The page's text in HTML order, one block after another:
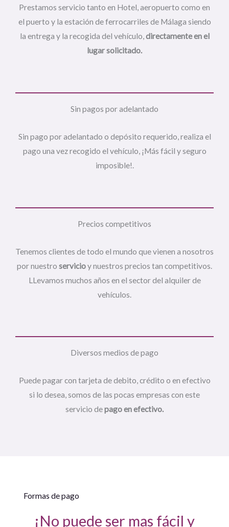
Prestamos servicio tanto en Hotel, aeropuerto como en
el puerto y la estación de ferrocarriles de Málaga siendo
la entrega y la recogida del vehículo,directamenteen el
lugar solicitado.
Sin pagos por adelantado
Sin pago por adelantado o depósito requerido, realiza el
pago una vez recogido el vehículo, ¡Más fácil y seguro
imposible!.
Diversos medios de pago
Puede pagar con tarjeta de debito, crédito o en efectivo
si lo desea, somos de las pocas empresas con este
servicio depago en efectivo.
Precios competitivos
Tenemos clientes de todo el mundo que vienen a nosotros
por nuestro servicioy nuestros precios tan competitivos.
LLevamos muchos años en el sector del alquiler de
vehículos.
Formas de pago
¡No puede ser mas fácil y